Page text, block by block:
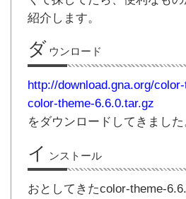
紹介します。
ダ ウンロード
http://download.gna.org/
color-theme-6.6.0.tar.gz
をダウンロードしてきました
イ ンストール
おとしてきたcolor-theme-